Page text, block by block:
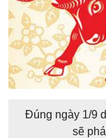
Đúng ngày 1/9
sẽ